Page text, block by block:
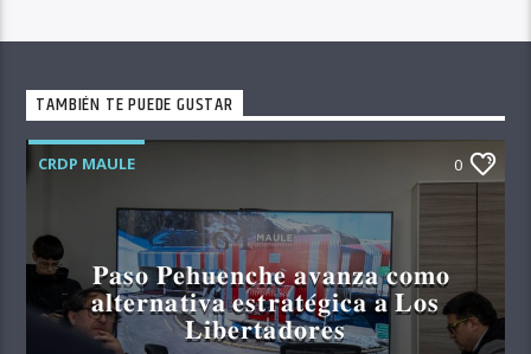
TAMBIÉN TE PUEDE GUSTAR
CRDP MAULE 0
𝐏𝐚𝐬𝐨 𝐏𝐞𝐡𝐮𝐞𝐧𝐜𝐡𝐞 𝐚𝐯𝐚𝐧𝐳𝐚 𝐜𝐨𝐦𝐨
𝐚𝐥𝐭𝐞𝐫𝐧𝐚𝐭𝐢𝐯𝐚 𝐞𝐬𝐭𝐫𝐚𝐭𝐞́𝐠𝐢𝐜𝐚 𝐚 𝐋𝐨𝐬
𝐋𝐢𝐛𝐞𝐫𝐭𝐚𝐝𝐨𝐫𝐞𝐬